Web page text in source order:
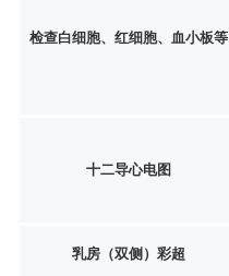
检查白细胞、红细胞、血小板等
十二导心电图
乳房（双侧）彩超